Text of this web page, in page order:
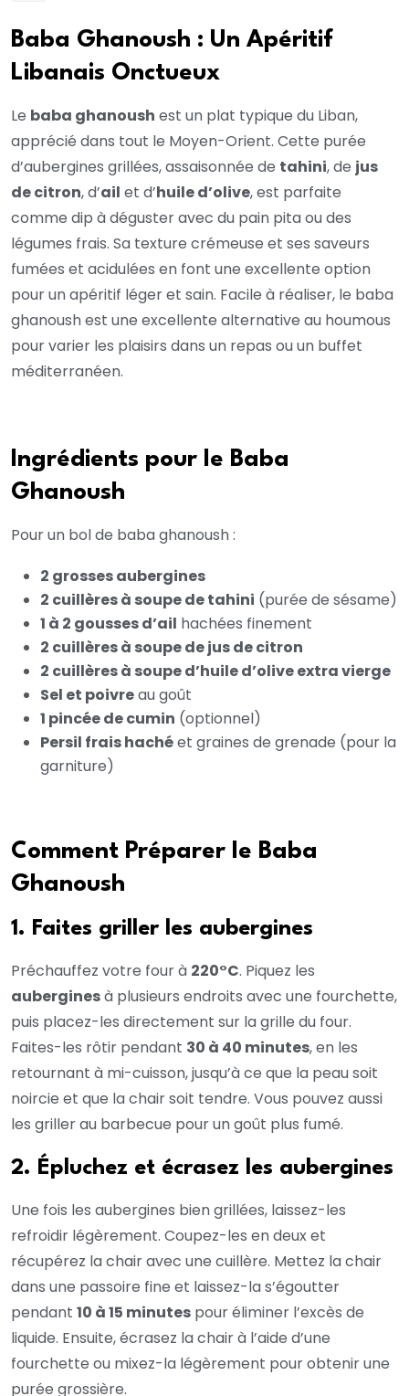
Baba Ghanoush : Un Apéritif
Libanais Onctueux
Le baba ghanoush est un plat typique du Liban,
apprécié dans tout le Moyen-Orient. Cette purée
d’aubergines grillées, assaisonnée de tahini, de jus
de citron, d’ail et d’huile d’olive, est parfaite
comme dip à déguster avec du pain pita ou des
légumes frais. Sa texture crémeuse et ses saveurs
fumées et acidulées en font une excellente option
pour un apéritif léger et sain. Facile à réaliser, le baba
ghanoush est une excellente alternative au houmous
pour varier les plaisirs dans un repas ou un buffet
méditerranéen.
Ingrédients pour le Baba
Ghanoush
Pour un bol de baba ghanoush :
2 grosses aubergines
2 cuillères à soupe de tahini (purée de sésame)
1 à 2 gousses d’ail hachées finement
2 cuillères à soupe de jus de citron
2 cuillères à soupe d’huile d’olive extra vierge
Sel et poivreau goût
1 pincée de cumin (optionnel)
Persil frais hachéet graines de grenade (pour la
garniture)
Comment Préparer le Baba
Ghanoush
1. Faites griller les aubergines
Préchauffez votre four à 220°C. Piquez les
auberginesà plusieurs endroits avec une fourchette,
puis placez-les directement sur la grille du four.
Faites-les rôtir pendant 30 à 40 minutes, en les
retournant à mi-cuisson, jusqu’à ce que la peau soit
noircie et que la chair soit tendre. Vous pouvez aussi
les griller au barbecue pour un goût plus fumé.
2. Épluchez et écrasez les aubergines
Une fois les aubergines bien grillées, laissez-les
refroidir légèrement. Coupez-les en deux et
récupérez la chair avec une cuillère. Mettez la chair
dans une passoire fine et laissez-la s’égoutter
pendant 10 à 15 minutes pour éliminer l’excès de
liquide. Ensuite, écrasez la chair à l’aide d’une
fourchette ou mixez-la légèrement pour obtenir une
purée grossière.